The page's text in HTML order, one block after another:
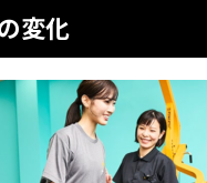
変化